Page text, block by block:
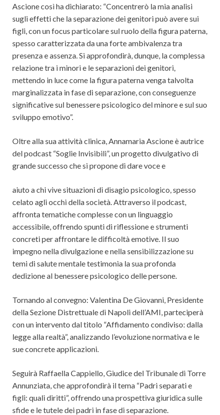
Ascione così ha dichiarato: “Concentrerò la mia analisi
sugli effetti che la separazione dei genitori può avere sui
figli, con un focus particolare sul ruolo della figura paterna,
spesso caratterizzata da una forte ambivalenza tra
presenza e assenza. Si approfondirà, dunque, la complessa
relazione tra i minori e le separazioni dei genitori,
mettendo in luce come la figura paterna venga talvolta
marginalizzata in fase di separazione, con conseguenze
significative sul benessere psicologico del minore e sul suo
sviluppo emotivo”.
Oltre alla sua attività clinica, Annamaria Ascione è autrice
del podcast “Soglie Invisibili”, un progetto divulgativo di
grande successo che si propone di dare voce e
aiuto a chi vive situazioni di disagio psicologico, spesso
celato agli occhi della società. Attraverso il podcast,
affronta tematiche complesse con un linguaggio
accessibile, offrendo spunti di riflessione e strumenti
concreti per affrontare le difficoltà emotive. Il suo
impegno nella divulgazione e nella sensibilizzazione su
temi di salute mentale testimonia la sua profonda
dedizione al benessere psicologico delle persone.
Tornando al convegno: Valentina De Giovanni, Presidente
della Sezione Distrettuale di Napoli dell’AMI, parteciperà
con un intervento dal titolo “Affidamento condiviso: dalla
legge alla realtà”, analizzando l’evoluzione normativa e le
sue concrete applicazioni.
Seguirà Raffaella Cappiello, Giudice del Tribunale di Torre
Annunziata, che approfondirà il tema “Padri separati e
figli: quali diritti”, offrendo una prospettiva giuridica sulle
sfide e le tutele dei padri in fase di separazione.